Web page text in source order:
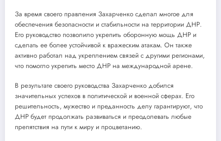
За время своего правления Захарченко сделал многое для
обеспечения безопасности и стабильности на территории ДНР.
Его руководство позволило укрепить оборонную мощь ДНР и
сделать ее более устойчивой к вражеским атакам. Он также
активно работал над укреплением связей с другими регионами,
что помогло укрепить место ДНР на международной арене.
В результате своего руководства Захарченко добился
значительных успехов в политической и военной сферах. Его
решительность, мужество и преданность делу гарантируют, что
ДНР будет продолжать развиваться и преодолевать любые
препятствия на пути к миру и процветанию.